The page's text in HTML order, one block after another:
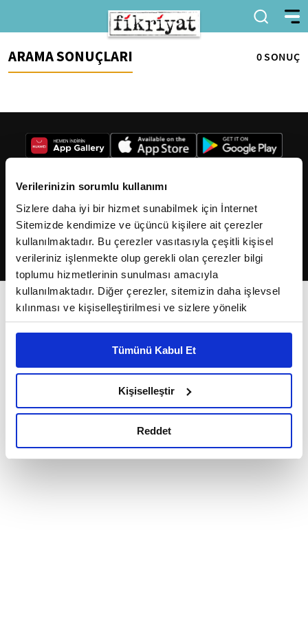
Verilerinizin sorumlu kullanımı
Sizlere daha iyi bir hizmet sunabilmek için İnternet
Sitemizde kendimize ve üçüncü kişilere ait çerezler
kullanılmaktadır. Bu çerezler vasıtasıyla çeşitli kişisel
verileriniz işlenmekte olup gerekli olan çerezler bilgi
toplumu hizmetlerinin sunulması amacıyla
kullanılmaktadır. Diğer çerezler, sitemizin daha işlevsel
kılınması ve kişiselleştirilmesi ve sizlere yönelik
reklam/pazarlama faaliyetlerinin yapılması, amaçlarıyla
Çerezlere ilişkin tercihlerinizi çerez paneli vasıtasıyla
belirleyebilirsiniz. Çerezlere ilişkin detaylı bilgi için
Ayarlar butonuna tıklayabilir,Çerez Bilgilendirme
Metnimizi ziyaret edebilirsiniz.
okumak ve sitemizi ziyaretiniz kapsamında
Tümünü Kabul Et
Kişiselleştir
Reddet
ARAMA SONUÇLARI 0 SONUÇ
2026Fikriyat. Tüm hakları saklıdır.